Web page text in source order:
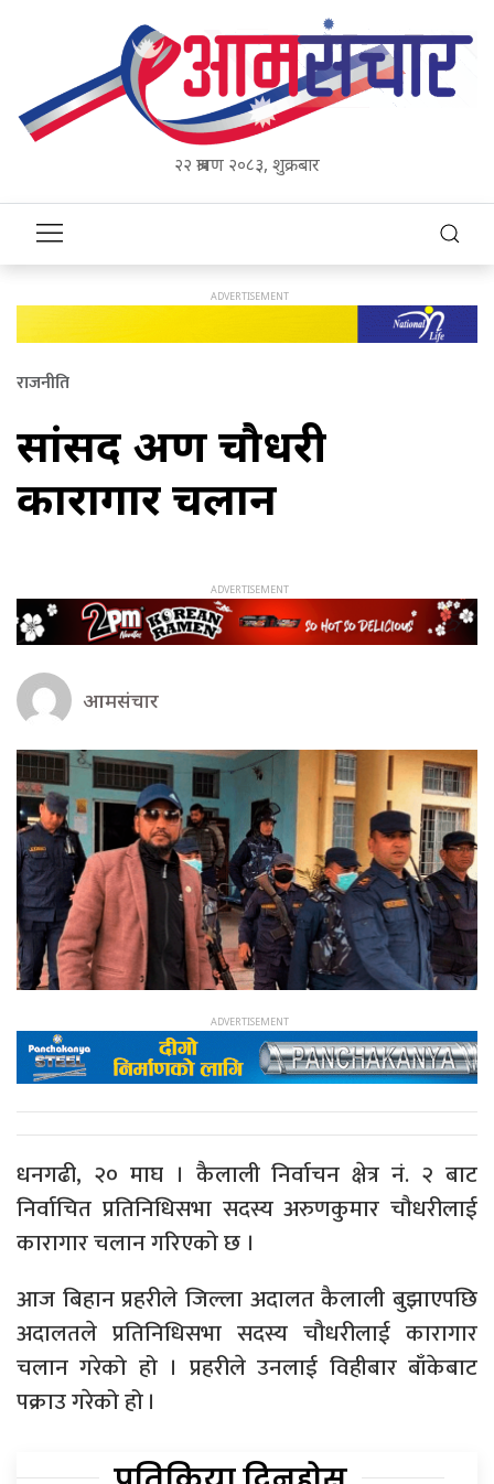
२२ श्रावण २०८३, शुक्रबार
राजनीति
सांसद अरुण चौधरी
कारागार चलान
आमसंचार
धनगढी, २० माघ । कैलाली निर्वाचन क्षेत्र नं. २ बाट
निर्वाचित प्रतिनिधिसभा सदस्य अरुणकुमार चौधरीलाई
कारागार चलान गरिएको छ ।
आज बिहान प्रहरीले जिल्ला अदालत कैलाली बुझाएपछि
अदालतले प्रतिनिधिसभा सदस्य चौधरीलाई कारागार
चलान गरेको हो । प्रहरीले उनलाई विहीबार बाँकेबाट
पक्राउ गरेको हो ।